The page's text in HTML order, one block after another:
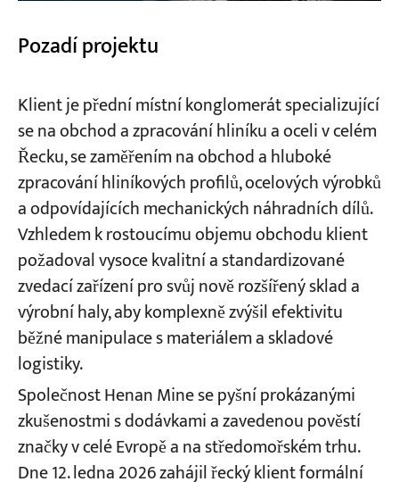
Pozadí projektu
Klient je přední místní konglomerát specializující
se na obchod a zpracování hliníku a oceli v celém
Řecku, se zaměřením na obchod a hluboké
zpracování hliníkových profilů, ocelových výrobků
a odpovídajících mechanických náhradních dílů.
Vzhledem k rostoucímu objemu obchodu klient
požadoval vysoce kvalitní a standardizované
zvedací zařízení pro svůj nově rozšířený sklad a
výrobní haly, aby komplexně zvýšil efektivitu
běžné manipulace s materiálem a skladové
logistiky.
Společnost Henan Mine se pyšní prokázanými
zkušenostmi s dodávkami a zavedenou pověstí
značky v celé Evropě a na středomořském trhu.
Dne 12. ledna 2026 zahájil řecký klient formální